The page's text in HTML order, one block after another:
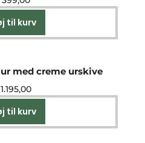
til kurv
med creme urskive
1.195,00
til kurv